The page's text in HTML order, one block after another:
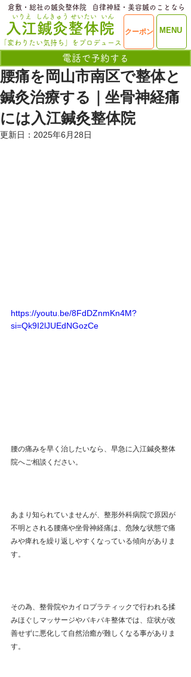
ME
​入江鍼灸整体院
いりえ
MENU
クーポン
電話で予約する
せいたい
しんきゅう いん
「変わりたい気持ち」をプロデュース
​倉敷・総社の鍼灸整体院 ​自律神経・美容鍼のことなら
腰痛を岡山市南区で整体と
鍼灸治療する｜坐骨神経痛
には入江鍼灸整体院
更新日： 2025年6月28日
https://youtu.be/8FdDZnmKn4M?
si=Qk9I2lJUEdNGozCe
腰の痛みを早く治したいなら、早急に入江鍼灸整体
院へご相談ください。
あまり知られていませんが、整形外科病院で原因が
不明とされる腰痛や坐骨神経痛は、危険な状態で痛
みや痺れを繰り返しやすくなっている傾向がありま
す。
その為、整骨院やカイロプラティックで行われる揉
みほぐしマッサージやバキバキ整体では、症状が改
善せずに悪化して自然治癒が難しくなる事がありま
す。